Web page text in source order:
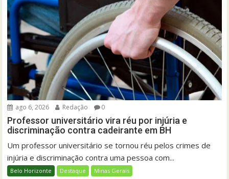
ago 6, 2026 Redação 0
Professor universitário vira réu por injúria e
discriminação contra cadeirante em BH
Um professor universitário se tornou réu pelos crimes de
injúria e discriminação contra uma pessoa com...
Belo Horizonte Destaque Minas Gerais